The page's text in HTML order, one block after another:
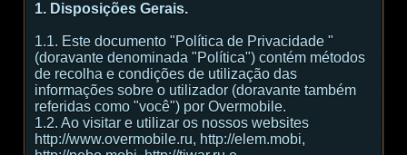
1. Disposições Gerais.
1.1. Este documento "Política de Privacidade "
(doravante denominada "Política") contém métodos
de recolha e condições de utilização das
informações sobre o utilizador (doravante também
referidas como "você") por Overmobile.
1.2. Ao visitar e utilizar os nossos websites
http://www.overmobile.ru, http://elem.mobi,